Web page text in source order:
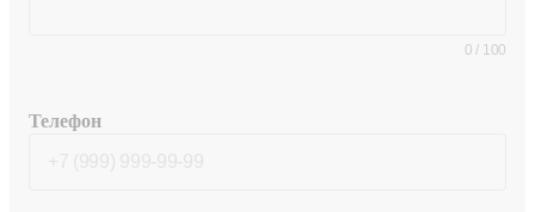
0 / 100
Телефон